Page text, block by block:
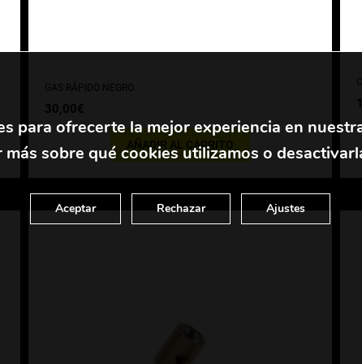
GAS RÁPIDO NEGRO
30,00 €
AÑADIR AL CARRITO
para ofrecerte la mejor experiencia en
más sobre qué cookies utilizamos o
Aceptar Rechazar Ajustes